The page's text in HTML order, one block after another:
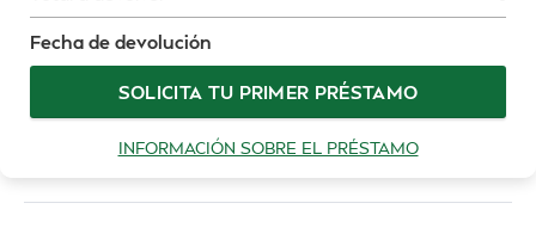
Fecha de devolución
SOLICITA TU PRIMER PRÉSTAMO
INFORMACIÓN SOBRE EL PRÉSTAMO